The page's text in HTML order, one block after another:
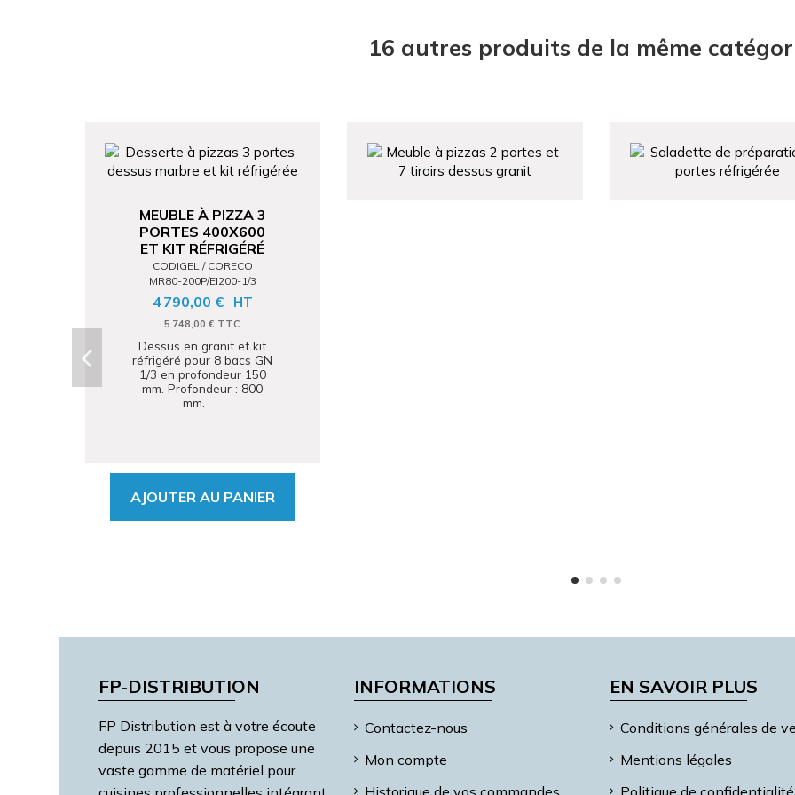
16 autres produits de la même
MEUBLE À PIZZA 3
PORTES 400X600
ET KIT RÉFRIGÉRÉ
CODIGEL / CORECO
MR80-200P/EI200-1/3
4 790,00 € HT
5 748,00 € TTC
Dessus en granit et kit
réfrigéré pour 8 bacs GN
1/3 en profondeur 150
mm. Profondeur : 800
mm.
AJOUTER AU PANIER
FP-DISTRIBUTION
FP Distribution est à votre écoute
depuis 2015 et vous propose une
vaste gamme de matériel pour
INFORMATIONS
Contactez-nous
Mon compte
Historique de vos commandes
EN SAVOIR PLUS
Conditions générales de
Mentions légales
Politique de confidentialité